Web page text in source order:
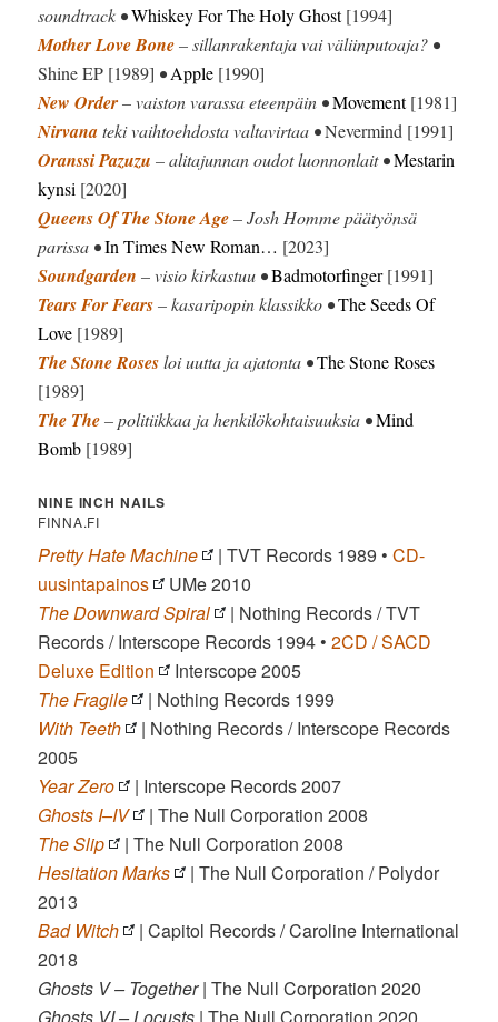
soundtrack •Whiskey For The Holy Ghost[1994]
Mother Love Bone– sillanrakentaja vai väliinputoaja? •
Shine EP [1989] •Apple [1990]
New Order– vaiston varassa eteenpäin •Movement[1981]
Nirvanateki vaihtoehdosta valtavirtaa •Nevermind [1991]
Oranssi Pazuzu – alitajunnan oudot luonnonlait •Mestarin
kynsi [2020]
Queens Of The Stone Age– Josh Homme päätyönsä
parissa •In Times New Roman… [2023]
Soundgarden – visio kirkastuu •Badmotorfinger[1991]
Tears For Fears– kasaripopin klassikko •The Seeds Of
Love [1989]
The Stone Rosesloi uutta ja ajatonta •The Stone Roses
[1989]
The The– politiikkaa ja henkilökohtaisuuksia •Mind
Bomb [1989]
NINE INCH NAILS
FINNA.FI
Pretty Hate Machine | TVT Records 1989 •CD-
uusintapainos
UMe 2010
The Downward Spiral
| Nothing Records / TVT
Records / Interscope Records 1994 •2CD / SACD
Deluxe Edition
Interscope 2005
The Fragile
| Nothing Records 1999
With Teeth
| Nothing Records / Interscope Records
2005
Year Zero
| Interscope Records 2007
Ghosts I–IV
| The Null Corporation 2008
The Slip
| The Null Corporation 2008
Hesitation Marks
| The Null Corporation / Polydor
2013
Bad Witch
| Capitol Records / Caroline International
2018
Ghosts V – Together| The Null Corporation 2020
Ghosts VI – Locusts | The Null Corporation 2020